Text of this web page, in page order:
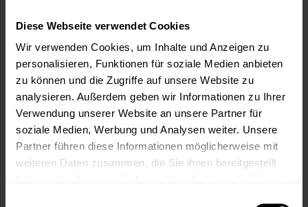
Diese Webseite verwendet Cookies
Wir verwenden Cookies, um Inhalte und Anzeigen zu
personalisieren, Funktionen für soziale Medien anbieten
zu können und die Zugriffe auf unsere Website zu
analysieren. Außerdem geben wir Informationen zu Ihrer
Verwendung unserer Website an unsere Partner für
soziale Medien, Werbung und Analysen weiter. Unsere
Partner führen diese Informationen möglicherweise mit
weiteren Daten zusammen, die Sie ihnen bereitgestellt
Dispersionsklebstoff
Sehr emissionsarmer, faserverstärkter, harter Einseit
Dispersionsklebstoff
Verfügbare Varianten
3 kg 49,49 €
16,50 € / 1 Kilogramm
14 kg 130,99 €
9,36 € / 1 Kilogramm